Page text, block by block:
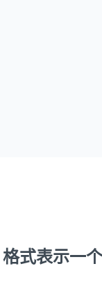
式表示一